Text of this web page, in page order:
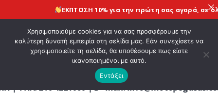
ΚΑΛΩΣ ΗΡΘΑΤΕ ΣΤΟ E-SHOP ΜΟΤΟ ΠΗΓΑΣΟΣ !
| E - mail: info@motopegasus.com |
ΕΚΠΤΩΣΗ 10% για την πρώτη σας αγορά, σε
Χρησιμοποιούμε cookies για να σας προσφέρουμε την
καλύτερη δυνατή εμπειρία στη σελίδα μας. Εάν συνεχίσετε να
χρησιμοποιείτε τη σελίδα, θα υποθέσουμε πως είστε
ικανοποιημένοι με αυτό.
Εντάξει